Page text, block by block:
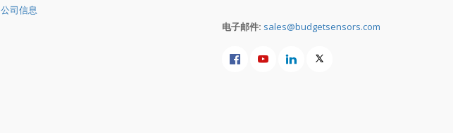
公司信息
电子邮件: sales@budgetsensors.com